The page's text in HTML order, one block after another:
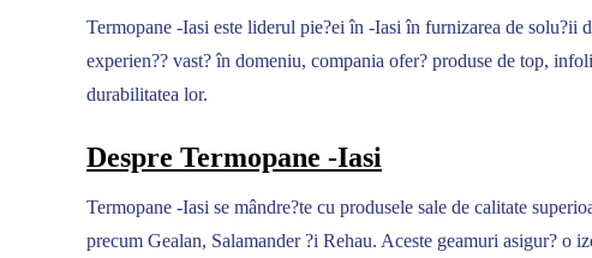
Termopane -Iasi este liderul pie?ei în -Iasi în furnizarea de
experien?? vast? în domeniu, compania ofer? produse de top,
durabilitatea lor.
Despre Termopane -Iasi
Termopane -Iasi se mândre?te cu produsele sale de calitate
precum Gealan, Salamander ?i Rehau. Aceste geamuri asigur?